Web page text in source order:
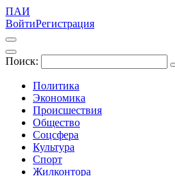
ПАИ
ВойтиРегистрация
Поиск:
Политика
Экономика
Происшествия
Общество
Соцсфера
Культура
Спорт
Жилконтора